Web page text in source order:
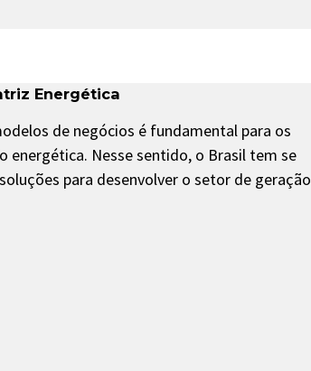
Energética
de negócios é fundamental para os
energética. Nesse sentido, o Brasil tem se
para desenvolver o setor de geração